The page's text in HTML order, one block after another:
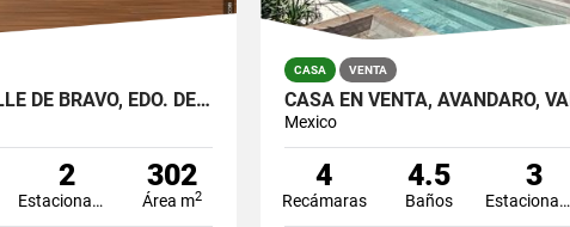
CASA EN VENTA, VALLE DE BRAVO, EDO. DE MÉXICO
2
Estacionamiento
302
Área m2
CASA VENTA
Mexico
4
Recámaras
4.5
Baños
3
Estacionamiento